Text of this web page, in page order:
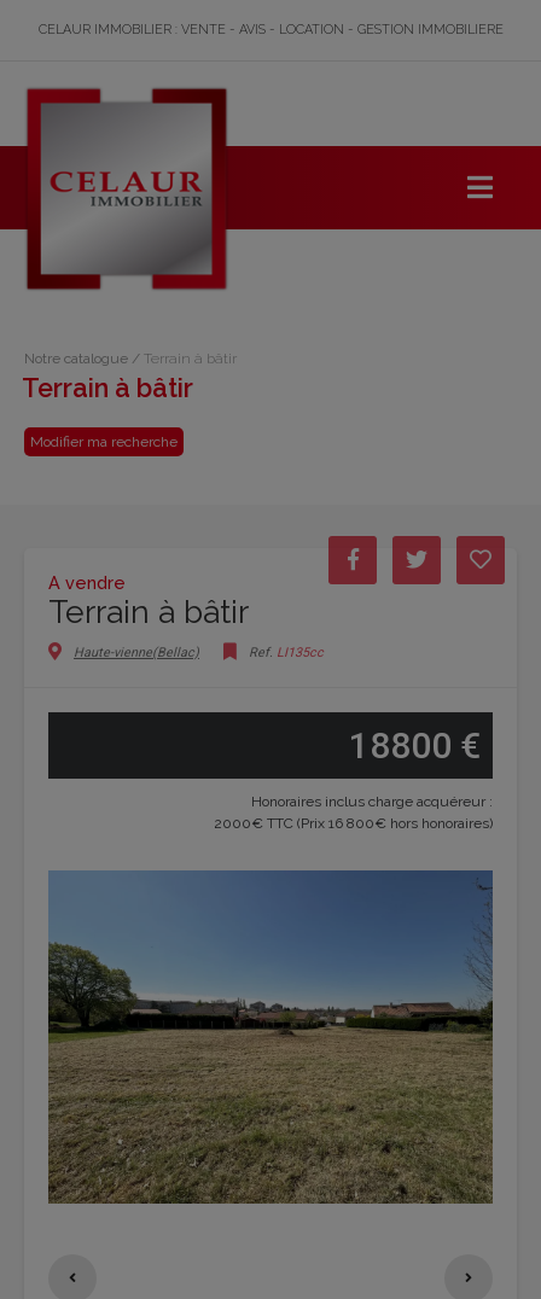
CELAUR IMMOBILIER : VENTE - AVIS - LOCATION - GESTION IMMOBILIERE
Notre catalogue / Terrain à bâtir
Terrain à bâtir
Modifier ma recherche
A vendre
Terrain à bâtir
Haute-vienne(Bellac) Ref. LI135cc
18800 €
Honoraires inclus charge acquéreur :
2000€ TTC (Prix 16 800€ hors honoraires)